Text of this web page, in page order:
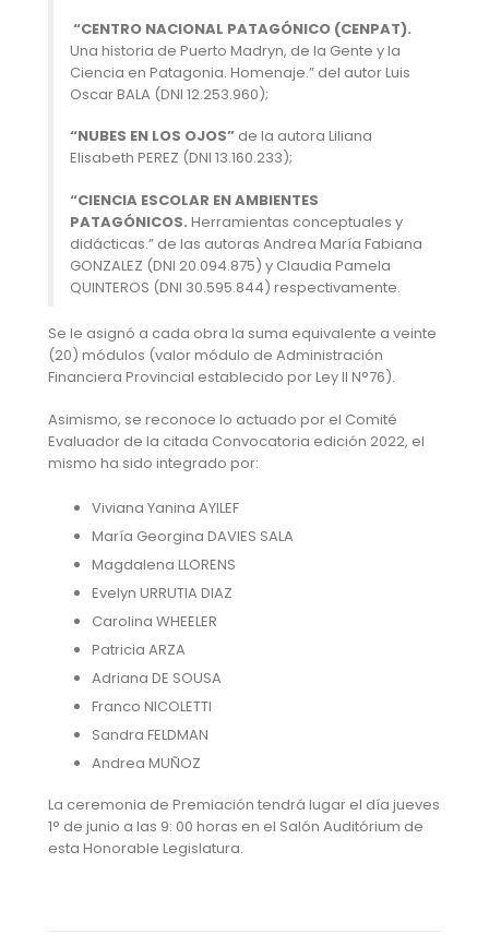
“CENTRO NACIONAL PATAGÓNICO (CENPAT).
Una historia de Puerto Madryn, de la Gente y la
Ciencia en Patagonia. Homenaje.” del autor Luis
Oscar BALA (DNI 12.253.960);
“NUBES EN LOS OJOS”de la autora Liliana
Elisabeth PEREZ (DNI 13.160.233);
“CIENCIA ESCOLAR EN AMBIENTES
PATAGÓNICOS. Herramientas conceptuales y
didácticas.” de las autoras Andrea María Fabiana
GONZALEZ (DNI 20.094.875) y Claudia Pamela
QUINTEROS (DNI 30.595.844) respectivamente.
Se le asignó a cada obra la suma equivalente a veinte
(20) módulos (valor módulo de Administración
Financiera Provincial establecido por Ley II N°76).
Asimismo, se reconoce lo actuado por el Comité
Evaluador de la citada Convocatoria edición 2022, el
mismo ha sido integrado por:
Viviana Yanina AYILEF
María Georgina DAVIES SALA
Magdalena LLORENS
Evelyn URRUTIA DIAZ
Carolina WHEELER
Patricia ARZA
Adriana DE SOUSA
Franco NICOLETTI
Sandra FELDMAN
Andrea MUÑOZ
La ceremonia de Premiación tendrá lugar el día jueves
1° de junio a las 9: 00 horas en el Salón Auditórium de
esta Honorable Legislatura.